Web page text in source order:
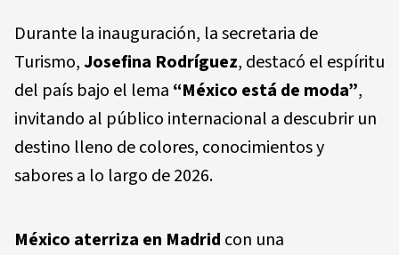
Durante la inauguración, la secretaria de
Turismo,Josefina Rodríguez, destacó el espíritu
del país bajo el lema “México está de moda”,
invitando al público internacional a descubrir un
destino lleno de colores, conocimientos y
sabores a lo largo de 2026.
México aterriza en Madrid con una